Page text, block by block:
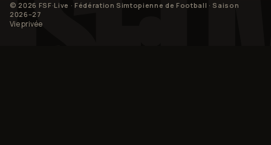
©2026 FSF·Live · Fédération Simtopienne de Football · Saison
2026–27
Vie privée